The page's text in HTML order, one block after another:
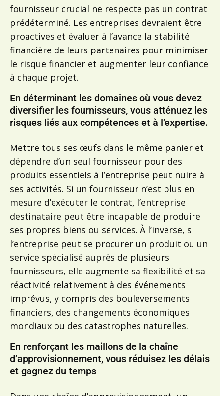
fournisseur crucial ne respecte pas un contrat
prédéterminé. Les entreprises devraient être
proactives et évaluer à l’avance la stabilité
financière de leurs partenaires pour minimiser
le risque financier et augmenter leur confiance
à chaque projet.
En déterminant les domaines où vous devez
diversifier les fournisseurs, vous atténuez les
risques liés aux compétences et à l’expertise.
Mettre tous ses œufs dans le même panier et
dépendre d’un seul fournisseur pour des
produits essentiels à l’entreprise peut nuire à
ses activités. Si un fournisseur n’est plus en
mesure d’exécuter le contrat, l’entreprise
destinataire peut être incapable de produire
ses propres biens ou services. À l’inverse, si
l’entreprise peut se procurer un produit ou un
service spécialisé auprès de plusieurs
fournisseurs, elle augmente sa flexibilité et sa
réactivité relativement à des événements
imprévus, y compris des bouleversements
financiers, des changements économiques
mondiaux ou des catastrophes naturelles.
En renforçant les maillons de la chaîne
d’approvisionnement, vous réduisez les délais
et gagnez du temps